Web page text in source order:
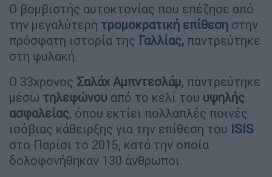
Ο βομβιστής αυτοκτονίας που επέζησε από
την μεγαλύτερη τρομοκρατική επίθεση στην
πρόσφατη ιστορία της Γαλλίας, παντρεύτηκε
στη φυλακή.
Ο 33χρονος Σαλάχ Αμπντεσλάμ, παντρεύτηκε
μέσω τηλεφώνου από το κελί του υψηλής
ασφαλείας, όπου εκτίει πολλαπλές ποινές
ισόβιας κάθειρξης για την επίθεση του ISIS
στο Παρίσι το 2015, κατά την οποία
δολοφονήθηκαν 130 άνθρωποι.